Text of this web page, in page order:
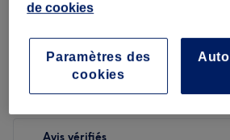
Filtrer les avis
Évaluation
Avis vérifiés
de cookies
Paramètres des
cookies